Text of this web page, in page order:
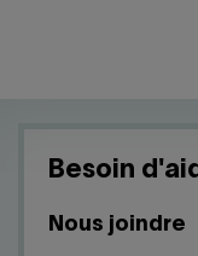
Besoin
Nous joindre